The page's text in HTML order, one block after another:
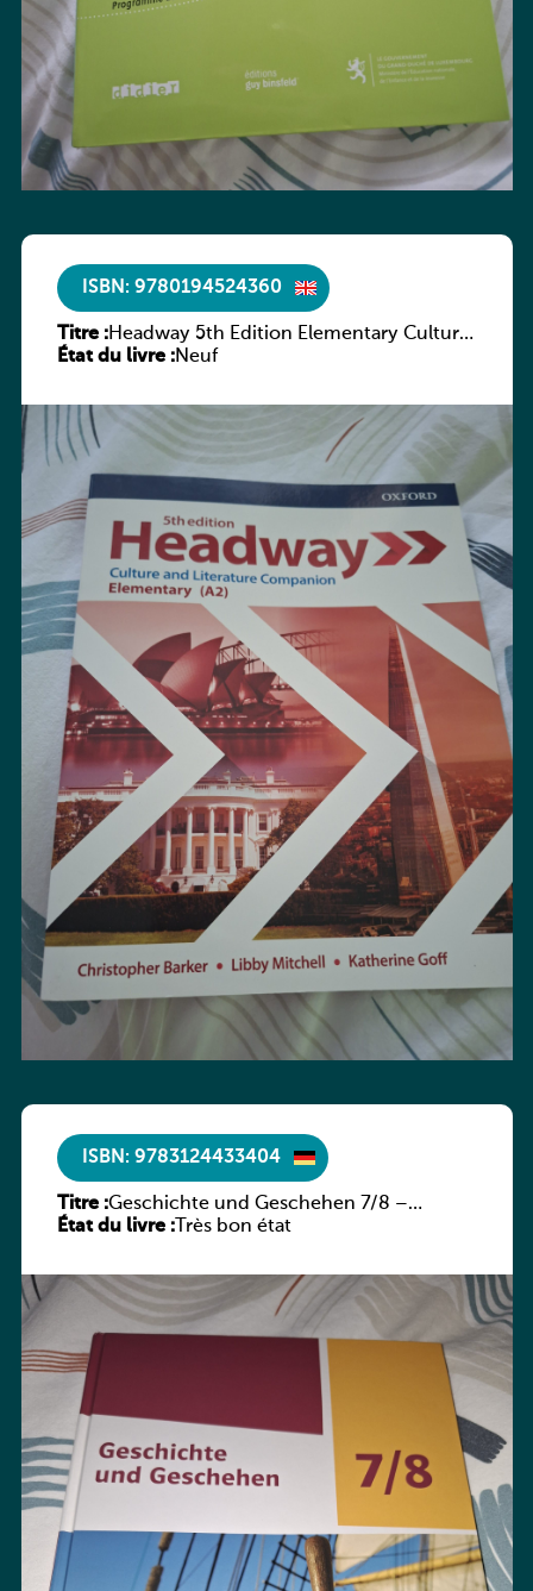
ISBN: 9780194524360
Titre :Headway 5th Edition Elementary Culture
and Literature Companion
État du livre :Neuf
ISBN: 9783124433404
Titre :Geschichte und Geschehen 7/8 –
Rheinland-Pfalz
État du livre :Très bon état